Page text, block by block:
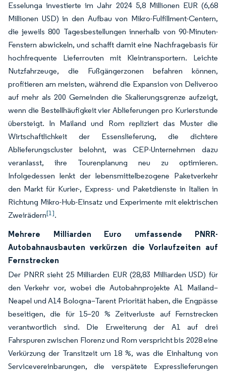
Esselunga investierte im Jahr 2024 5,8 Millionen EUR (6,68
Millionen USD) in den Aufbau von Mikro-Fulfillment-Centern,
die jeweils 800 Tagesbestellungen innerhalb von 90-Minuten-
Fenstern abwickeln, und schafft damit eine Nachfragebasis für
hochfrequente Lieferrouten mit Kleintransportern. Leichte
Nutzfahrzeuge, die Fußgängerzonen befahren können,
profitieren am meisten, während die Expansion von Deliveroo
auf mehr als 200 Gemeinden die Skalierungsgrenze aufzeigt,
wenn die Bestellhäufigkeit vier Ablieferungen pro Kurierstunde
übersteigt. In Mailand und Rom repliziert das Muster die
Wirtschaftlichkeit der Essenslieferung, die dichtere
Ablieferungscluster belohnt, was CEP-Unternehmen dazu
veranlasst, ihre Tourenplanung neu zu optimieren.
Infolgedessen lenkt der lebensmittelbezogene Paketverkehr
den Markt für Kurier-, Express- und Paketdienste in Italien in
Richtung Mikro-Hub-Einsatz und Experimente mit elektrischen
Zweirädern[1].
Mehrere Milliarden Euro umfassende PNRR-
Autobahnausbauten verkürzen die Vorlaufzeiten auf
Fernstrecken
Der PNRR sieht 25 Milliarden EUR (28,83 Milliarden USD) für
den Verkehr vor, wobei die Autobahnprojekte A1 Mailand–
Neapel und A14 Bologna–Tarent Priorität haben, die Engpässe
beseitigen, die für 15–20 % Zeitverluste auf Fernstrecken
verantwortlich sind. Die Erweiterung der A1 auf drei
Fahrspuren zwischen Florenz und Rom verspricht bis 2028 eine
Verkürzung der Transitzeit um 18 %, was die Einhaltung von
Servicevereinbarungen, die verspätete Expresslieferungen